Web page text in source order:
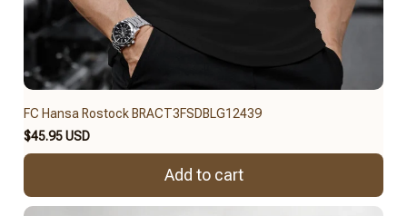
FC Hansa Rostock BRACT3FSDBLG12439
$45.95 USD
Add to cart